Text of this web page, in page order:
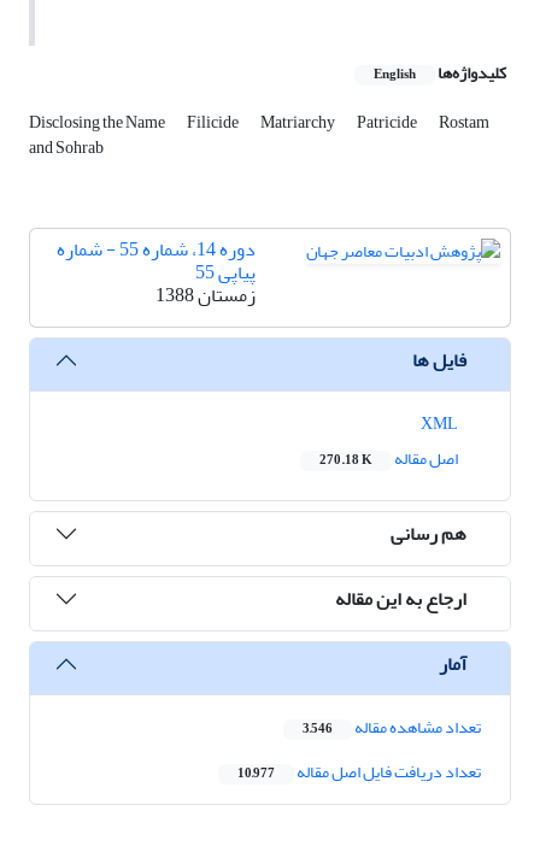
کلیدواژه‌ها English
Disclosing the Name Filicide Matriarchy Patricide Rostam
and Sohrab
دوره 14، شماره 55 - شماره
پیاپی 55
زمستان 1388
فایل ها
اصل مقاله
270.18 K
هم رسانی
ارجاع به این مقاله
آمار
تعداد مشاهده مقاله 3,546
تعداد دریافت فایل اصل مقاله 10,977